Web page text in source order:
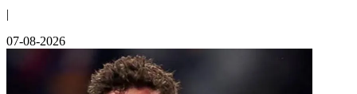
|
07-08-2026